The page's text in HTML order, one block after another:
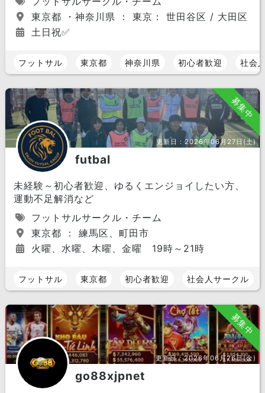
東京都 ・神奈川県 ： 東京： 世田谷区 / 大田区 /
土日祝✅
フットサル 東京都 神奈川県 初心者歓迎 社会
募集中
更新日：2026年06月27日(土)
futbal
未経験～初心者歓迎、ゆるくエンジョイしたい方、
運動不足解消など
フットサルサークル・チーム
東京都 ： 練馬区、町田市
火曜、水曜、木曜、金曜 19時～21時
フットサル 東京都 初心者歓迎 社会人サークル
募集中
更新日：2026年06月26日(金)
go88xjpnet